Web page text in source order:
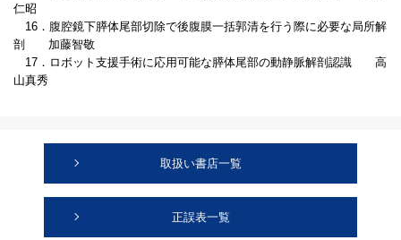
仁昭
16．腹腔鏡下膵体尾部切除で後腹膜一括郭清を行う際に必要な局所解
剖 加藤智敬
17．ロボット支援手術に応用可能な膵体尾部の動静脈解剖認識 高
山真秀
取扱い書店一覧
正誤表一覧